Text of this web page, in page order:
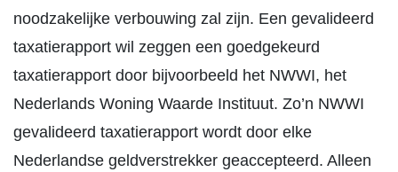
noodzakelijke verbouwing zal zijn. Een gevalideerd
taxatierapport wil zeggen een goedgekeurd
taxatierapport door bijvoorbeeld het NWWI, het
Nederlands Woning Waarde Instituut. Zo’n NWWI
gevalideerd taxatierapport wordt door elke
Nederlandse geldverstrekker geaccepteerd. Alleen